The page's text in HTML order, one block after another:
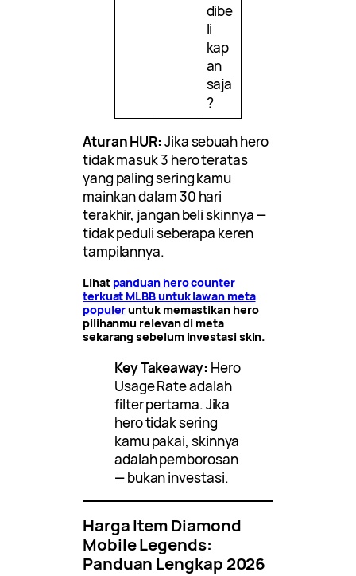
dibe
li
kap
an
saja
?
Aturan HUR: Jika sebuah hero
tidak masuk 3 hero teratas
yang paling sering kamu
mainkan dalam 30 hari
terakhir, jangan beli skinnya —
tidak peduli seberapa keren
tampilannya.
Lihat panduan hero counter
terkuat MLBB untuk lawan meta
populeruntuk memastikan hero
pilihanmu relevan di meta
sekarang sebelum investasi skin.
Key Takeaway: Hero
Usage Rate adalah
filter pertama. Jika
hero tidak sering
kamu pakai, skinnya
adalah pemborosan
— bukan investasi.
Harga Item Diamond
Mobile Legends:
Panduan Lengkap 2026